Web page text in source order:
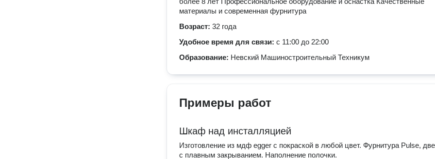
материалы и современная фурнитура
Возраст: 32 года
Удобное время для связи: с 11:00 до 22:00
Образование: Невский Машиностроительный Техникум
Примеры работ
Шкаф над инсталляцией
Изготовление из мдф egger с покраской в любой цвет. Фурнитура Pulse,
с плавным закрыванием. Наполнение полочки.